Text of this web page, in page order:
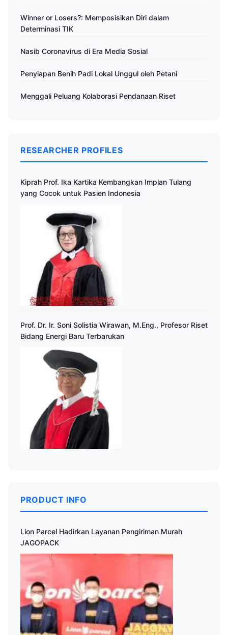
Winner or Losers?: Memposisikan Diri dalam
Determinasi TIK
Nasib Coronavirus di Era Media Sosial
Penyiapan Benih Padi Lokal Unggul oleh Petani
Menggali Peluang Kolaborasi Pendanaan Riset
RESEARCHER PROFILES
Kiprah Prof. Ika Kartika Kembangkan Implan Tulang
yang Cocok untuk Pasien Indonesia
Prof. Dr. Ir. Soni Solistia Wirawan, M.Eng., Profesor Riset
Bidang Energi Baru Terbarukan
PRODUCT INFO
Lion Parcel Hadirkan Layanan Pengiriman Murah
JAGOPACK